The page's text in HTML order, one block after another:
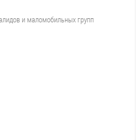
и маломобильных групп